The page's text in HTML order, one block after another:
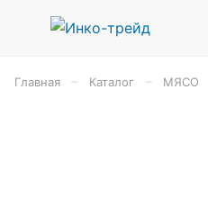
Главная Каталог МЯСО